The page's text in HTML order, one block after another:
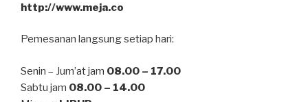
http://www.meja.co
Pemesanan langsung setiap hari:
Senin – Jum’at jam 08.00 – 17.00
Sabtu jam 08.00 – 14.00